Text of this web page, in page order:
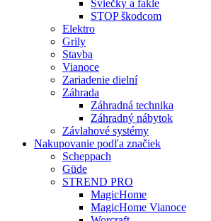
Sviečky a fakle
STOP škodcom
Elektro
Grily
Stavba
Vianoce
Zariadenie dielní
Záhrada
Záhradná technika
Záhradný nábytok
Závlahové systémy
Nakupovanie podľa značiek
Scheppach
Güde
STREND PRO
MagicHome
MagicHome Vianoce